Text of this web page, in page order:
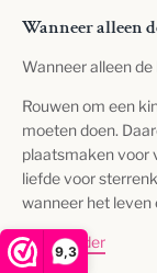
9,3
Wanneer alleen
Wanneer alleen
Rouwen om een
moeten doen.
plaatsmaken voor
liefde voor
wanneer het leven
Lees verder